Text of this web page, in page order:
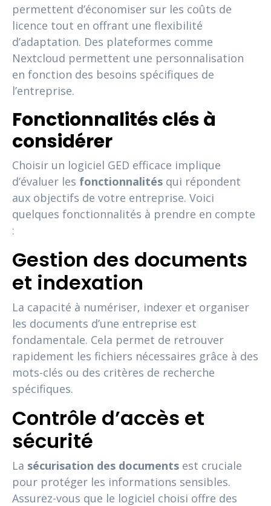
permettent d’économiser sur les coûts de
licence tout en offrant une flexibilité
d’adaptation. Des plateformes comme
Nextcloud permettent une personnalisation
en fonction des besoins spécifiques de
l’entreprise.
Fonctionnalités clés à
considérer
Choisir un logiciel GED efficace implique
d’évaluer les fonctionnalités qui répondent
aux objectifs de votre entreprise. Voici
quelques fonctionnalités à prendre en compte
:
Gestion des documents
et indexation
La capacité à numériser, indexer et organiser
les documents d’une entreprise est
fondamentale. Cela permet de retrouver
rapidement les fichiers nécessaires grâce à des
mots-clés ou des critères de recherche
spécifiques.
Contrôle d’accès et
sécurité
La sécurisation des documents est cruciale
pour protéger les informations sensibles.
Assurez-vous que le logiciel choisi offre des